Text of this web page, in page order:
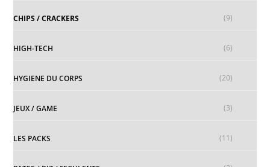
CHIPS / CRACKERS (9)
HIGH-TECH (6)
HYGIENE DU CORPS (20)
JEUX / GAME (3)
LES PACKS (11)